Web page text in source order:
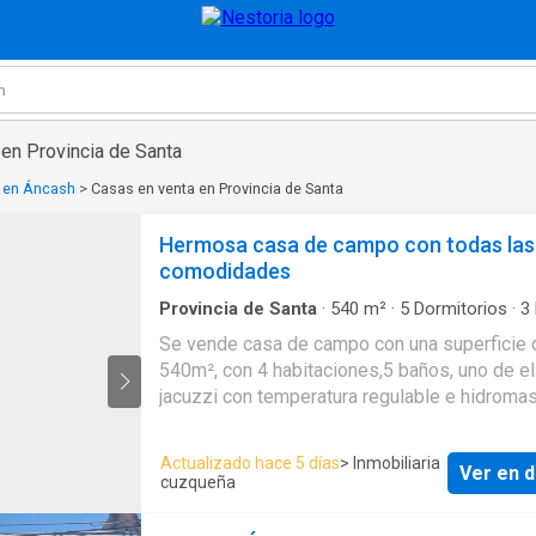
Provincia de Santa
Áncash > Casas en venta en Provincia de Santa
Hermosa casa de campo con todas las
comodidades
Provincia de Santa · 540 m² · 5 Dormitorios · 3
Piscina
acondicionado·Barbacoa·Cochera ·Internet·
de servicio· Sauna·Jacuzzi· Acceso para
con discapacidad·Cocina equipada ·
Vista panorámica·Chimenea·Patio ·Agua·
Seguridad
Se vende casa de campo con una superficie
540m², con 4 habitaciones,5 baños, uno de
jacuzzi con temperatura regulable e
ajardinadas, cancha de tenis y gimnasio. El
cuenta con material de deporte necesario, al
25 kilos de peso. Area de asador y lugar para
Actualizado hace 5 días> Inmobiliaria
cuzqueña
Ver en